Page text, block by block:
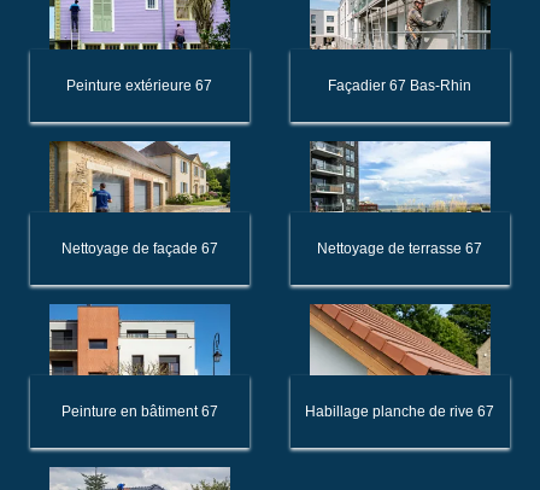
Peinture extérieure 67 Façadier 67 Bas-Rhin
Nettoyage de façade 67 Nettoyage de terrasse 67
Peinture en bâtiment 67 Habillage planche de rive 67